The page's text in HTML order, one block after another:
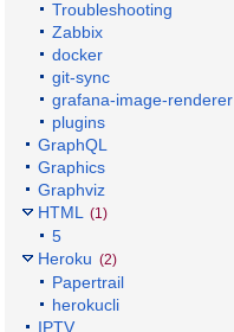
Troubleshooting
Zabbix
docker
git-sync
grafana-image-renderer
plugins
GraphQL
Graphics
Graphviz
HTML (1)
5
Heroku (2)
Papertrail
herokucli
IPTV